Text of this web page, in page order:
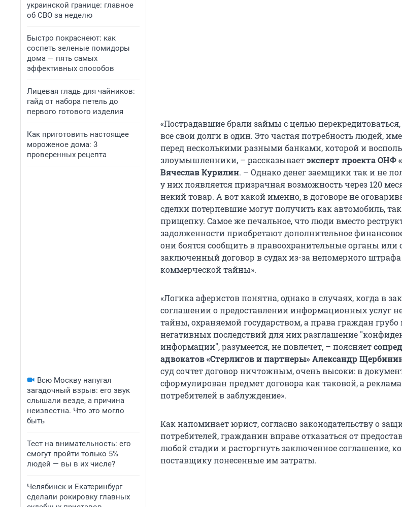
украинской границе: главное
об СВО за неделю
Быстро покраснеют: как
соспеть зеленые помидоры
дома — пять самых
эффективных способов
Лицевая гладь для чайников:
гайд от набора петель до
первого готового изделия
Как приготовить настоящее
мороженое дома: 3
проверенных рецепта
Всю Москву напугал
загадочный взрыв: его звук
слышали везде, а причина
неизвестна. Что это могло
быть
Тест на внимательность: его
смогут пройти только 5%
людей — вы в их числе?
Челябинск и Екатеринбург
сделали рокировку главных
«Пострадавшие брали займы с целью перекредитоваться,
все свои долги в один. Это частая потребность людей,
перед несколькими разными банками, которой и
злоумышленники, – рассказываетэксперт проекта ОНФ
Вячеслав Курилин. – Однако денег заемщики так и не
у них появляется призрачная возможность через 120
некий товар. А вот какой именно, в договоре не
сделки потерпевшие могут получить как автомобиль,
прищепку. Самое же печальное, что люди вместо
задолженности приобретают дополнительное
они боятся сообщить в правоохранительные органы или
заключенный договор в судах из-за непомерного
коммерческой тайны».
«Логика аферистов понятна, однако в случаях, когда в
соглашении о предоставлении информационных услуг
тайны, охраняемой государством, а права граждан
негативных последствий для них разглашение
информации", разумеется, не повлечет, – поясняет
адвокатов «Стерлигов и партнеры» Александр
суд сочтет договор ничтожным, очень высоки: в
сформулирован предмет договора как таковой, а
потребителей в заблуждение».
Как напоминает юрист, согласно законодательству о
потребителей, гражданин вправе отказаться от
любой стадии и расторгнуть заключенное соглашение,
поставщику понесенные им затраты.